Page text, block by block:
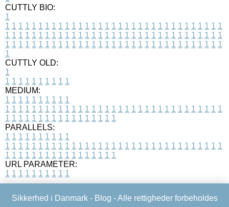
CUTTLY BIO:
1
1 1 1 1 1 1 1 1 1 1 1 1 1 1 1 1 1 1 1 1 1 1 1 1 1 1 1 1 1 1 1 1 1
1 1 1 1 1 1 1 1 1 1 1 1 1 1 1 1 1 1 1 1 1 1 1 1 1 1 1 1 1 1 1 1 1
1 1 1 1 1 1 1 1 1 1 1 1 1 1 1 1 1 1 1 1 1 1 1 1 1 1 1 1 1 1 1 1 1
1
CUTTLY OLD:
1
1 1 1 1 1 1 1 1 1 1
MEDIUM:
1 1 1 1 1 1 1 1 1 1
1 1 1 1 1 1 1 1 1 1 1 1 1 1 1 1 1 1 1 1 1 1 1 1 1 1 1 1 1 1 1 1 1
1 1 1 1 1 1 1 1 1 1 1 1 1 1 1 1 1
PARALLELS:
1 1 1 1 1 1 1 1 1 1
1 1 1 1 1 1 1 1 1 1 1 1 1 1 1 1 1 1 1 1 1 1 1 1 1 1 1 1 1 1 1 1 1
1 1 1 1 1 1 1 1 1 1 1 1 1 1 1 1 1
URL PARAMETER:
1 1 1 1 1 1 1 1 1 1
Sikkerhed i Danmark - Blog - Alle rettigheder forbeholdes